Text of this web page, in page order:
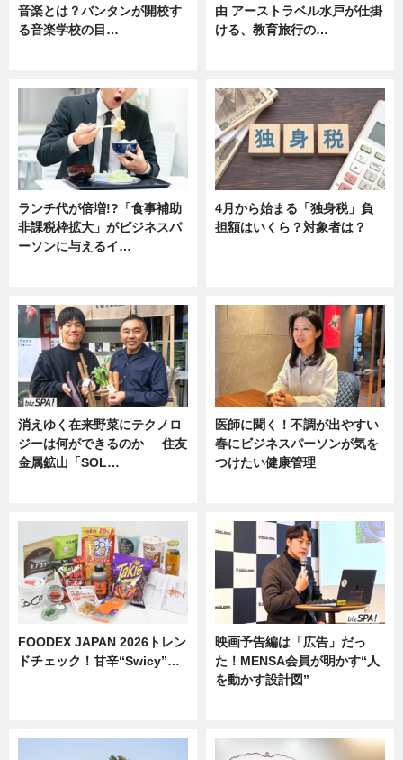
音楽とは？バンタンが開校す
る音楽学校の目…
由 アーストラベル水戸が仕掛
ける、教育旅行の…
ランチ代が倍増!?「食事補助
非課税枠拡大」がビジネスパ
ーソンに与えるイ…
4月から始まる「独身税」負
担額はいくら？対象者は？
消えゆく在来野菜にテクノロ
ジーは何ができるのか──住友
金属鉱山「SOL…
医師に聞く！不調が出やすい
春にビジネスパーソンが気を
つけたい健康管理
FOODEX JAPAN 2026トレン
ドチェック！甘辛“Swicy”…
映画予告編は「広告」だっ
た！MENSA会員が明かす“人
を動かす設計図”